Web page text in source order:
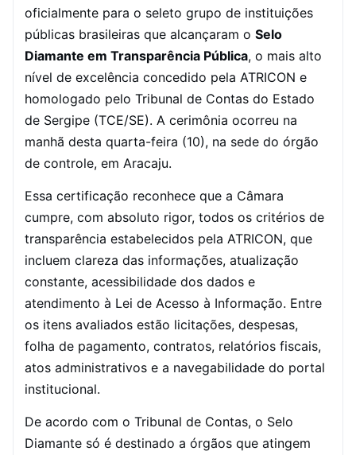
oficialmente para o seleto grupo de instituições
públicas brasileiras que alcançaram o Selo
Diamante em Transparência Pública, o mais alto
nível de excelência concedido pela ATRICON e
homologado pelo Tribunal de Contas do Estado
de Sergipe (TCE/SE). A cerimônia ocorreu na
manhã desta quarta-feira (10), na sede do órgão
de controle, em Aracaju.
Essa certificação reconhece que a Câmara
cumpre, com absoluto rigor, todos os critérios de
transparência estabelecidos pela ATRICON, que
incluem clareza das informações, atualização
constante, acessibilidade dos dados e
atendimento à Lei de Acesso à Informação. Entre
os itens avaliados estão licitações, despesas,
folha de pagamento, contratos, relatórios fiscais,
atos administrativos e a navegabilidade do portal
institucional.
De acordo com o Tribunal de Contas, o Selo
Diamante só é destinado a órgãos que atingem